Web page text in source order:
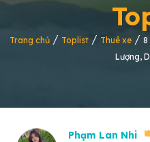
Trang chủ / Toplist / Thuê xe / 8
Lượng,
Phạm Lan Nhi